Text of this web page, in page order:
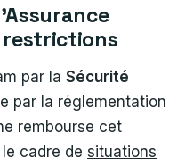
restrictions
par la Sécurité
par la réglementation
rembourse cet
cadre de situations